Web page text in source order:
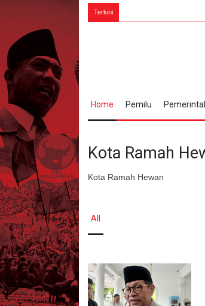
Terkini 7
Home Pemilu
Kota Ramah
Kota Ramah Hewan
All